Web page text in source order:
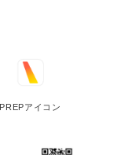
PREPアイコン